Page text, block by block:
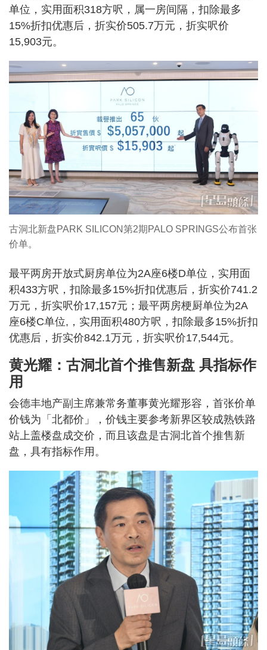
单位，实用面积318方呎，属一房间隔，扣除最多
15%折扣优惠后，折实价505.7万元，折实呎价
15,903元。
古洞北新盘PARK SILICON第2期PALO SPRINGS公布首张
价单。
最平两房开放式厨房单位为2A座6楼D单位，实用面
积433方呎，扣除最多15%折扣优惠后，折实价741.2
万元，折实呎价17,157元；最平两房梗厨单位为2A
座6楼C单位,，实用面积480方呎，扣除最多15%折扣
优惠后，折实价842.1万元，折实呎价17,544元。
黄光耀：古洞北首个推售新盘 具指标作
用
会德丰地产副主席兼常务董事黄光耀形容，首张价单
价钱为「北都价」，价钱主要参考新界区较成熟铁路
站上盖楼盘成交价，而且该盘是古洞北首个推售新
盘，具有指标作用。